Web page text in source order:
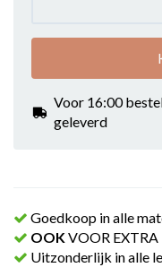
Voor 16:00
geleverd
Goedkoop in alle
OOKVOOR EXTRA
Uitzonderlijk in alle